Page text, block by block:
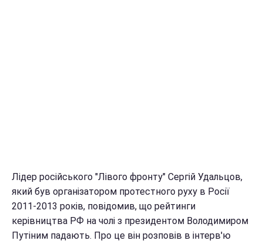
Лідер російського "Лівого фронту" Сергій Удальцов,
який був організатором протестного руху в Росії
2011-2013 років, повідомив, що рейтинги
керівництва РФ на чолі з президентом Володимиром
Путіним падають. Про це він розповів в інтерв'ю